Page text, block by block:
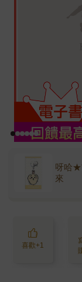
呀哈★
來
喜歡+1